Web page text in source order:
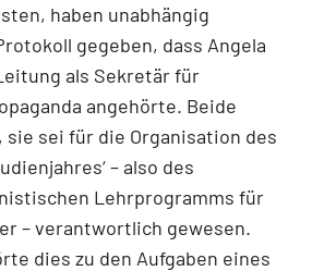
haben unabhängig
gegeben, dass Angela
als Sekretär für
angehörte. Beide
sie sei für die Organisation des
– also des
Lehrprogramms für
– verantwortlich gewesen.
dies zu den Aufgaben eines